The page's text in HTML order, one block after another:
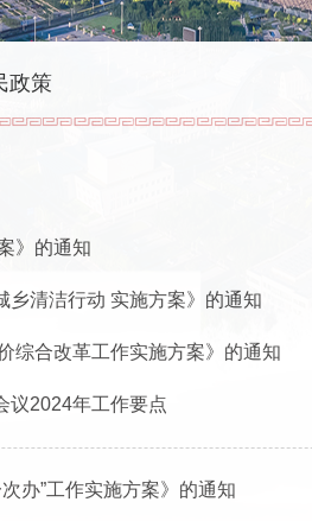
政策
》的通知
乡清洁行动 实施方案》的通知
综合改革工作实施方案》的通知
议2024年工作要点
办”工作实施方案》的通知